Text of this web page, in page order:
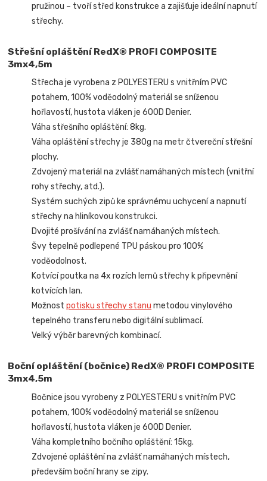
pružinou – tvoří střed konstrukce a zajišťuje ideální napnutí
střechy.
Střešní opláštění RedX® PROFI COMPOSITE
3mx4,5m
Střecha je vyrobena z POLYESTERU s vnitřním PVC
potahem, 100% voděodolný materiál se sníženou
hořlavostí, hustota vláken je 600D Denier.
Váha střešního opláštění: 8kg.
Váha opláštění střechy je 380g na metr čtvereční střešní
plochy.
Zdvojený materiál na zvlášť namáhaných místech (vnitřní
rohy střechy, atd.).
Systém suchých zipů ke správnému uchycení a napnutí
střechy na hliníkovou konstrukci.
Dvojité prošívání na zvlášť namáhaných místech.
Švy tepelně podlepené TPU páskou pro 100%
voděodolnost.
Kotvící poutka na 4x rozích lemů střechy k připevnění
kotvících lan.
Možnostpotisku střechy stanu metodou vinylového
tepelného transferu nebo digitální sublimací.
Velký výběr barevných kombinací.
Boční opláštění (bočnice) RedX® PROFI COMPOSITE
3mx4,5m
Bočnice jsou vyrobeny z POLYESTERU s vnitřním PVC
potahem, 100% voděodolný materiál se sníženou
hořlavostí, hustota vláken je 600D Denier.
Váha kompletního bočního opláštění: 15kg.
Zdvojené opláštění na zvlášť namáhaných místech,
především boční hrany se zipy.